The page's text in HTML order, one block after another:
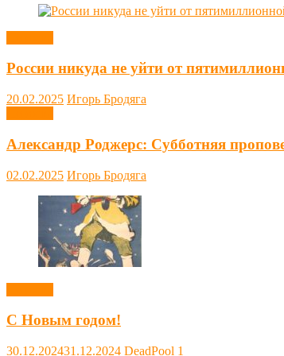
России никуда не уйти от
20.02.2025 Игорь Бродяга
Александр Роджерс: Субботняя
02.02.2025 Игорь Бродяга
С Новым годом!
30.12.202431.12.2024 DeadPool 1